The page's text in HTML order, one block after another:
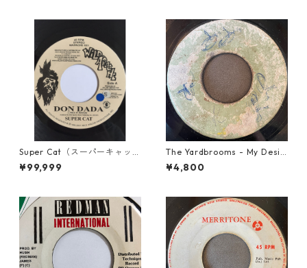
Super Cat（スーパーキャッ
ト） - Don Dada【7inch】
¥99,999
The Yardbrooms - My Desir
e【7-21922】
¥4,800